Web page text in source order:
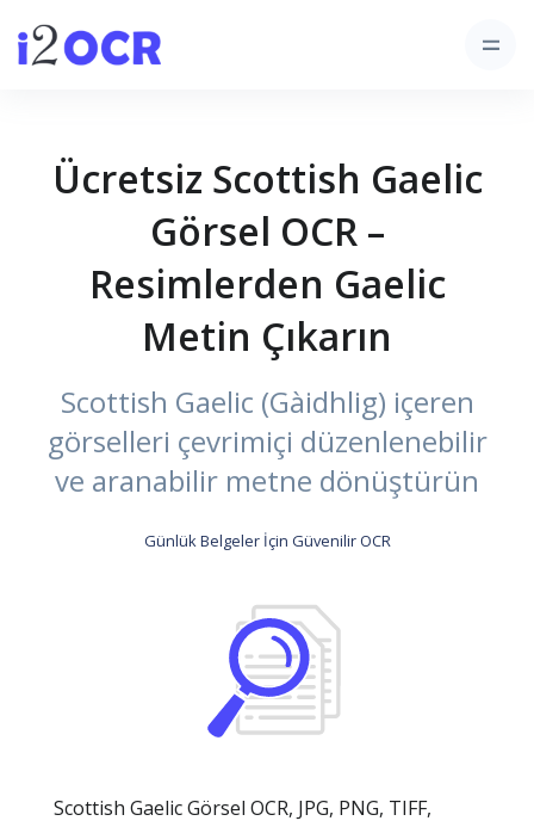
Ücretsiz Scottish Gaelic
Görsel OCR –
Resimlerden Gaelic
Metin Çıkarın
Scottish Gaelic (Gàidhlig) içeren
görselleri çevrimiçi düzenlenebilir
ve aranabilir metne dönüştürün
Günlük Belgeler İçin Güvenilir OCR
Scottish Gaelic Görsel OCR, JPG, PNG, TIFF,